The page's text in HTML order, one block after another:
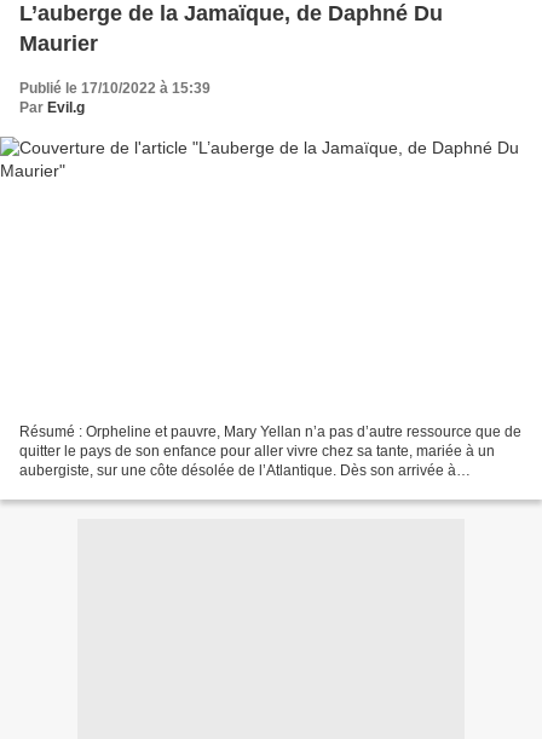
L’auberge de la Jamaïque, de Daphné Du
Maurier
Publié le 17/10/2022 à 15:39
Par Evil.g
Résumé : Orpheline et pauvre, Mary Yellan n’a pas d’autre ressource que de
quitter le pays de son enfance pour aller vivre chez sa tante, mariée à un
aubergiste, sur une côte désolée de l’Atlantique. Dès son arrivée à